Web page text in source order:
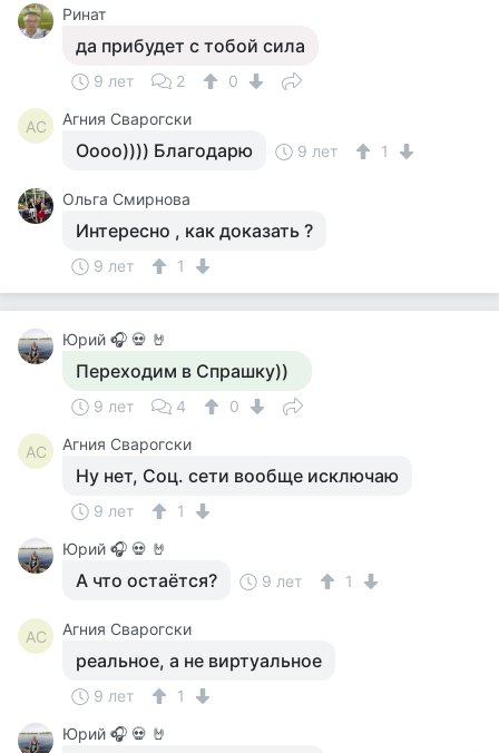
Ринат
да прибудет с тобой сила
9 лет 2 0
АС Агния Сварогски
Оооо)))) Благодарю 9 лет 1
Ольга Смирнова
Интересно , как доказать ?
9 лет 1
Юрий 🎧 💀 🤘
Переходим в Спрашку))
9 лет 4 0
АС Агния Сварогски
Ну нет, Соц. сети вообще исключаю
9 лет
1
Юрий 🎧 💀 🤘
А что остаётся? 9 лет 1
АС Агния Сварогски
реальное, а не виртуальное
9 лет
1
Юрий 🎧 💀 🤘